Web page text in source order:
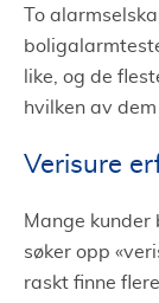
To
like, og de
hvilken av
Verisure
Mange kunder
søker opp
raskt finne